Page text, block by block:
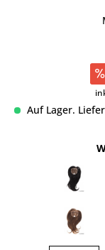
Auf Lager.